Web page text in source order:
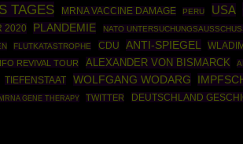
TAGES MRNA VACCINE DAMAGE PERU USA
2020 PLANDEMIE NATO
FLUTKATASTROPHE CDU ANTI-SPIEGEL
REVIVAL TOUR ALEXANDER VON BISMARCK
TIEFENSTAAT WOLFGANG WODARG
GENE THERAPY TWITTER DEUTSCHLAND